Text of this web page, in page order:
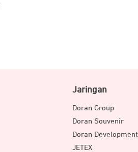
Jaringan
Doran Group
Doran Souvenir
Doran Development
JETEX